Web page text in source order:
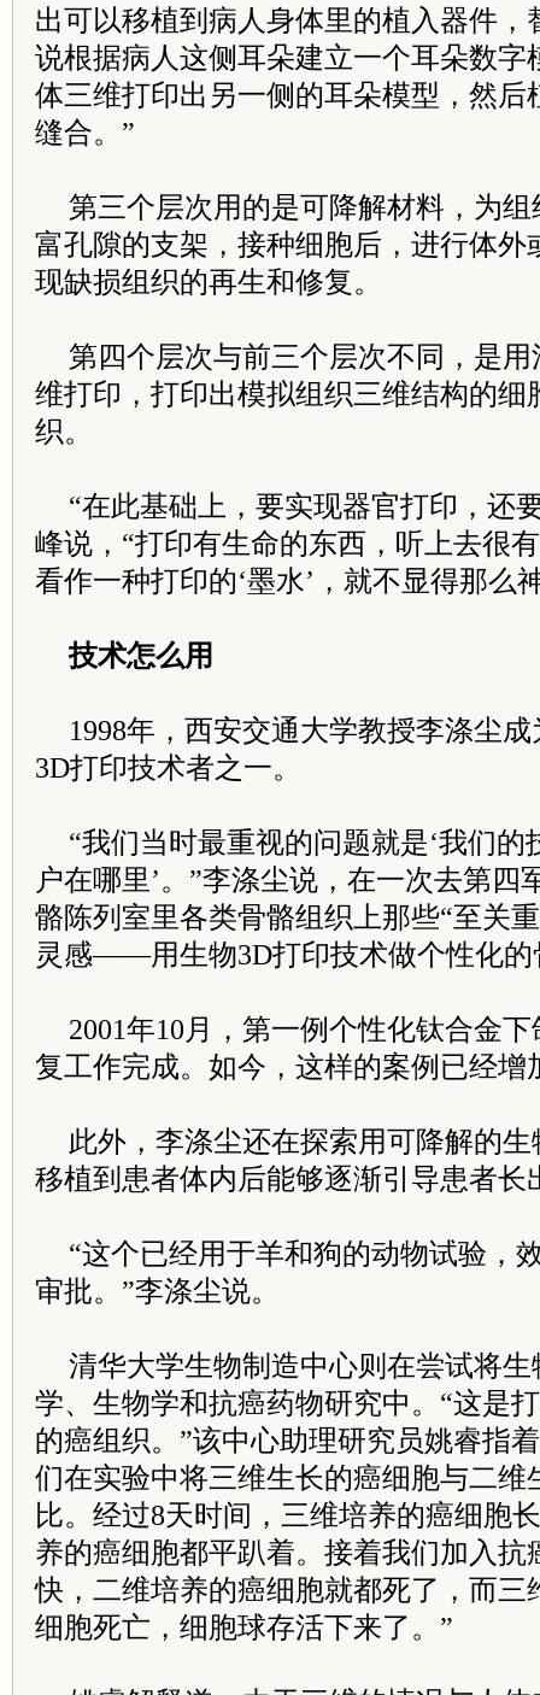
出可以移植到病人身体里的植入器件，
说根据病人这侧耳朵建立一个耳朵数字
体三维打印出另一侧的耳朵模型，然后
缝合。”
第三个层次用的是可降解材料，为
富孔隙的支架，接种细胞后，进行体外
现缺损组织的再生和修复。
第四个层次与前三个层次不同，是
维打印，打印出模拟组织三维结构的细
织。
“在此基础上，要实现器官打印，还
峰说，“打印有生命的东西，听上去很
看作一种打印的‘墨水’，就不显得那么
技术怎么用
1998年，西安交通大学教授李涤尘
3D打印技术者之一。
“我们当时最重视的问题就是‘我们的
户在哪里’。”李涤尘说，在一次去第四
骼陈列室里各类骨骼组织上那些“至关
灵感——用生物3D打印技术做个性化的
2001年10月，第一例个性化钛合金
复工作完成。如今，这样的案例已经增
此外，李涤尘还在探索用可降解的
移植到患者体内后能够逐渐引导患者长
“这个已经用于羊和狗的动物试验，
审批。”李涤尘说。
清华大学生物制造中心则在尝试将
学、生物学和抗癌药物研究中。“这是
的癌组织。”该中心助理研究员姚睿指
们在实验中将三维生长的癌细胞与二维
比。经过8天时间，三维培养的癌细胞
养的癌细胞都平趴着。接着我们加入抗
快，二维培养的癌细胞就都死了，而三
细胞死亡，细胞球存活下来了。”